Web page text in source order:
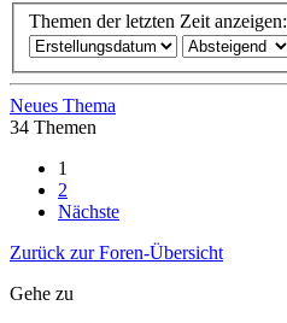
Themen der letzten Zeit anzeigen:
Neues Thema
34 Themen
1
2
Nächste
Zurück zur Foren-Übersicht
Gehe zu